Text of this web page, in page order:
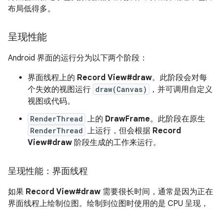
布局低得多。
呈现性能
Android 界面的运行分为以下两个阶段：
界面线程上的 Record View#draw。此阶段会对每
个失效的视图运行 draw(Canvas)
，并可调用自定义
视图或代码。
RenderThread 上的 DrawFrame。此阶段在原生
RenderThread 上运行，但会根据 Record
View#draw 阶段生成的工作来运行。
呈现性能：界面线程
如果 Record View#draw 需要很长时间，通常是因为正在
界面线程上绘制位图。绘制到位图时使用的是 CPU 呈现，